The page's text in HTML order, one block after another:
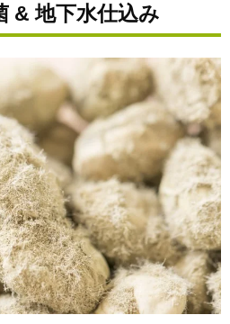
& 地下水仕込み